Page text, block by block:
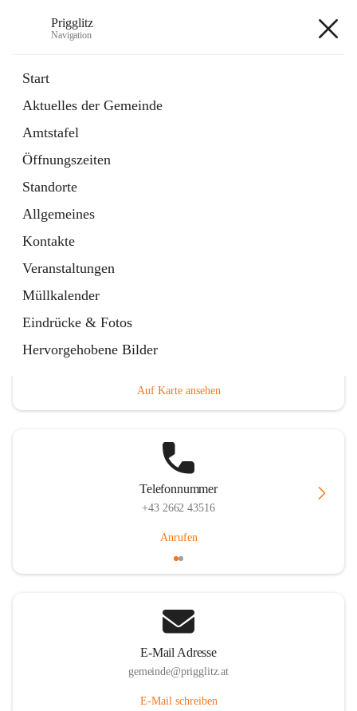
Prigglitz
Navigation
Start
Aktuelles der Gemeinde
Amtstafel
Öffnungszeiten
Standorte
Allgemeines
Kontakte
Veranstaltungen
Müllkalender
Eindrücke & Fotos
Hervorgehobene Bilder
Externe Webseite
in
Tab
Gemeindezeitung
Ordner
öffnet
in
neuem
Tab
Hauptadresse
Auf Karte ansehen
Telefonnummer
+43 2662 43516
Anrufen
E-Mail Adresse
gemeinde@prigglitz.at
E-Mail schreiben